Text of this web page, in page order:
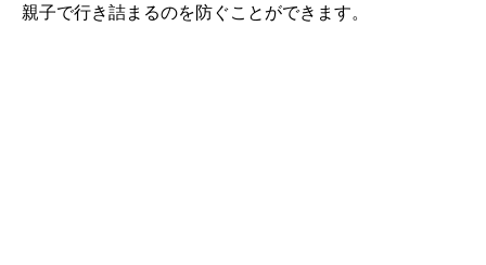
親子で行き詰まるのを防ぐことができます。